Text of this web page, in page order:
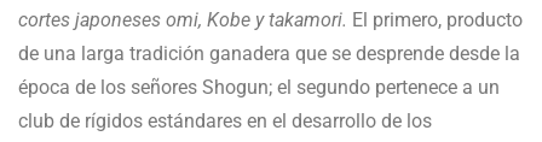
cortes japoneses omi, Kobe y takamori. El primero, producto
de una larga tradición ganadera que se desprende desde la
época de los señores Shogun; el segundo pertenece a un
club de rígidos estándares en el desarrollo de los